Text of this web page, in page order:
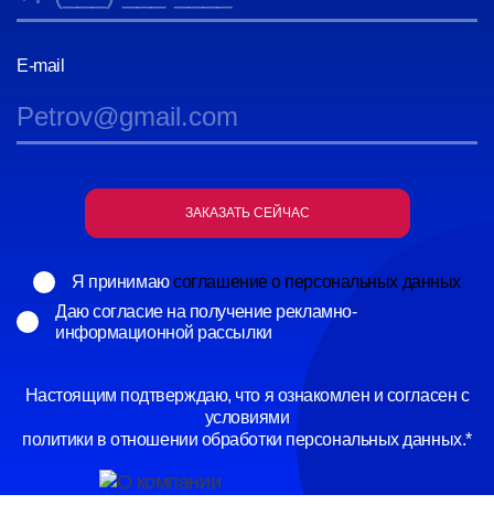
E-mail
Настоящим подтверждаю, что я ознакомлен и согласен с
условиями
политики в отношении обработки персональных данных.*
Я принимаюсоглашение о персональных данных
Даю согласие на получение рекламно-
информационной рассылки
ЗАКАЗАТЬ СЕЙЧАС